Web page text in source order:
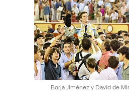
Borja Jiménez y David de